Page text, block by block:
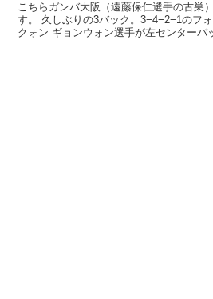
こちらガンバ大阪（遠藤保仁選手の古巣
す。 久しぶりの3バック。3−4−2−1のフ
クォン ギョンウォン選手が左センターバ